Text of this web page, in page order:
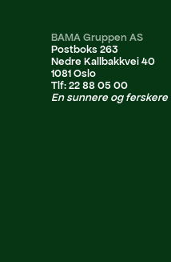
BAMA Gruppen AS
Postboks 263
Nedre Kallbakkvei 40
1081 Oslo
Tlf: 22 88 05 00
En sunnere og